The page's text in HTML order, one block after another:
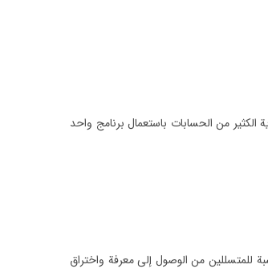
من الحسابات باستعمال برنامج واحد
للمتسللين من الوصول إلى معرفة واختراق